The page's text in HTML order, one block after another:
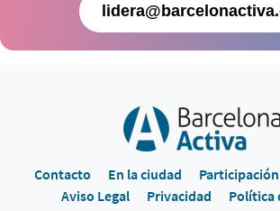
Contacto En la ciudad
Aviso Legal
Privacidad Política